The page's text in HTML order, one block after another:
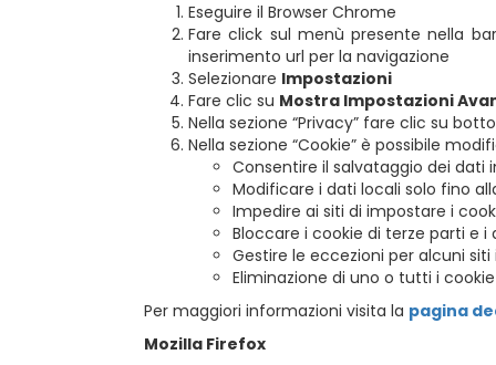
Eseguire il Browser Chrome
Fare click sul menù presente nella
inserimento url per la navigazione
Selezionare Impostazioni
Fare clic su Mostra Impostazioni
Nella sezione “Privacy” fare clic su
Nella sezione “Cookie” è possibile
Consentire il salvataggio dei dati
Modificare i dati locali solo fino
Impedire ai siti di impostare i
Bloccare i cookie di terze parti e i
Gestire le eccezioni per alcuni
Eliminazione di uno o tutti i cookie
Per maggiori informazioni visita la pagina
Mozilla Firefox